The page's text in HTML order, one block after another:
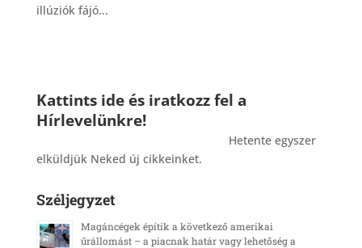
illúziók fájó...
Kattints ide és iratkozz fel a
Hírlevelünkre!
Hetente egyszer
elküldjük Neked új cikkeinket.
Széljegyzet
Magáncégek építik a következő amerikai
űrállomást – a piacnak határ vagy lehetőség a